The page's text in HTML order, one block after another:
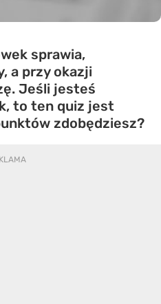
sprawia,
a przy okazji
Jeśli jesteś
to ten quiz jest
zdobędziesz?